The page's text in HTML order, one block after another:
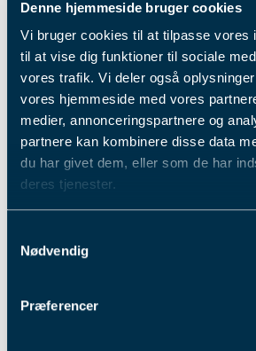
Denne hjemmeside bruger cookies
Vi bruger cookies til at tilpasse vores
til at vise dig funktioner til sociale
vores trafik. Vi deler også
vores hjemmeside med vores
medier, annonceringspartnere og
partnere kan kombinere disse data
du har givet dem, eller som de har
deres tjenester.
personoplysninger i vores
Nødvendig
Præferencer
Morten Friis
René Kjær
Bestyrelsen har
sig således
Jan Dahlgaard er valgt som ny
Morten Friis fortsætter som
DTC.
Endvidere er Flemming Larsen
bestyrelsen, og hans tidligere
Vi ser frem til et nyt og
De bedste hilsner